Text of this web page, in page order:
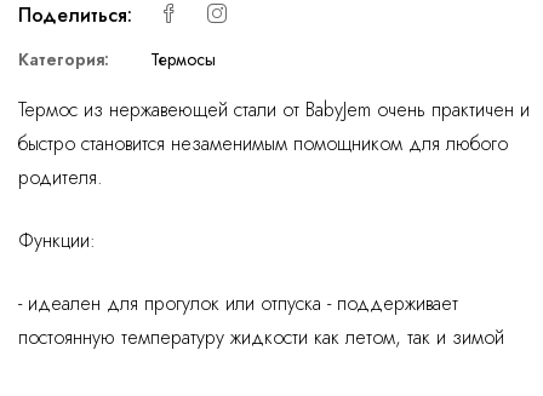
Поделиться:
Категория: Термосы
Термос из нержавеющей стали от BabyJem очень практичен и
быстро становится незаменимым помощником для любого
родителя.
Функции:
- идеален для прогулок или отпуска - поддерживает
постоянную температуру жидкости как летом, так и зимой